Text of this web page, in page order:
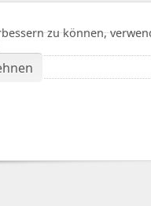
zu können,